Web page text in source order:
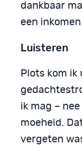
dankbaar
een
Luisteren
Plots kom
ik mag –
moeheid.
vergeten